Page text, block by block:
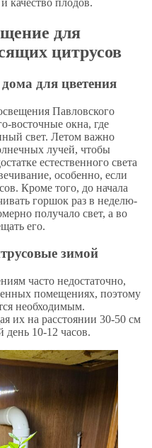
качество плодов.
для
цитрусов
для цветения
Павловского
восточные окна, где
свет. Летом важно
лучей, чтобы
естественного света
особенно, если
Кроме того, до начала
горшок раз в неделю-
получало свет, а во
его.
зимой
часто недостаточно,
помещениях, поэтому
необходимым.
их на расстоянии 30-50 см
день 10-12 часов.